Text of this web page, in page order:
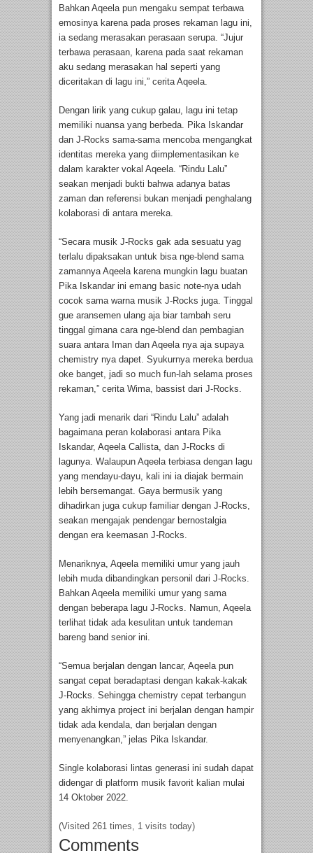
Bahkan Aqeela pun mengaku sempat terbawa
emosinya karena pada proses rekaman lagu ini,
ia sedang merasakan perasaan serupa. “Jujur
terbawa perasaan, karena pada saat rekaman
aku sedang merasakan hal seperti yang
diceritakan di lagu ini,” cerita Aqeela.
Dengan lirik yang cukup galau, lagu ini tetap
memiliki nuansa yang berbeda. Pika Iskandar
dan J-Rocks sama-sama mencoba mengangkat
identitas mereka yang diimplementasikan ke
dalam karakter vokal Aqeela. “Rindu Lalu”
seakan menjadi bukti bahwa adanya batas
zaman dan referensi bukan menjadi penghalang
kolaborasi di antara mereka.
“Secara musik J-Rocks gak ada sesuatu yag
terlalu dipaksakan untuk bisa nge-blend sama
zamannya Aqeela karena mungkin lagu buatan
Pika Iskandar ini emang basic note-nya udah
cocok sama warna musik J-Rocks juga. Tinggal
gue aransemen ulang aja biar tambah seru
tinggal gimana cara nge-blend dan pembagian
suara antara Iman dan Aqeela nya aja supaya
chemistry nya dapet. Syukurnya mereka berdua
oke banget, jadi so much fun-lah selama proses
rekaman,” cerita Wima, bassist dari J-Rocks.
Yang jadi menarik dari “Rindu Lalu” adalah
bagaimana peran kolaborasi antara Pika
Iskandar, Aqeela Callista, dan J-Rocks di
lagunya. Walaupun Aqeela terbiasa dengan lagu
yang mendayu-dayu, kali ini ia diajak bermain
lebih bersemangat. Gaya bermusik yang
dihadirkan juga cukup familiar dengan J-Rocks,
seakan mengajak pendengar bernostalgia
dengan era keemasan J-Rocks.
Menariknya, Aqeela memiliki umur yang jauh
lebih muda dibandingkan personil dari J-Rocks.
Bahkan Aqeela memiliki umur yang sama
dengan beberapa lagu J-Rocks. Namun, Aqeela
terlihat tidak ada kesulitan untuk tandeman
bareng band senior ini.
“Semua berjalan dengan lancar, Aqeela pun
sangat cepat beradaptasi dengan kakak-kakak
J-Rocks. Sehingga chemistry cepat terbangun
yang akhirnya project ini berjalan dengan hampir
tidak ada kendala, dan berjalan dengan
menyenangkan,” jelas Pika Iskandar.
Single kolaborasi lintas generasi ini sudah dapat
didengar di platform musik favorit kalian mulai
14 Oktober 2022.
(Visited 261 times, 1 visits today)
Comments